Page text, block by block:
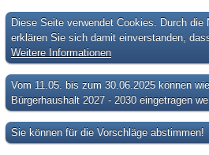
Diese Seite verwendet Cookies. Durch die
erklären Sie sich damit einverstanden,
Weitere Informationen
Vom 11.05. bis zum 30.06.2025 können
Bürgerhaushalt 2027 - 2030 eingetragen
Sie können für die Vorschläge abstimmen!